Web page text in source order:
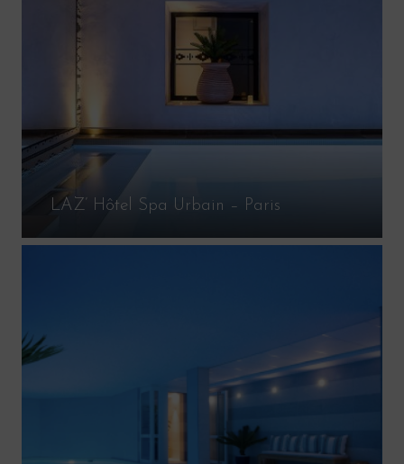
LAZ’ Hôtel Spa Urbain – Paris